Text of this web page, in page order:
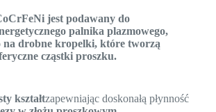
jest podawany do
palnika plazmowego,
na drobne kropelki, które tworzą
cząstki proszku.
kształtzapewniając doskonałą płynność